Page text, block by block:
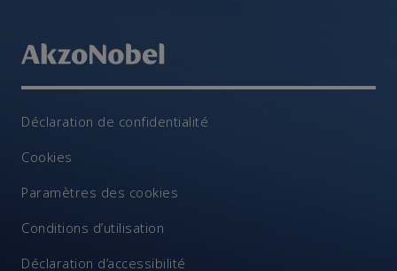
Déclaration de confidentialité
Cookies
Paramètres des cookies
Conditions d’utilisation
Déclaration d’accessibilité